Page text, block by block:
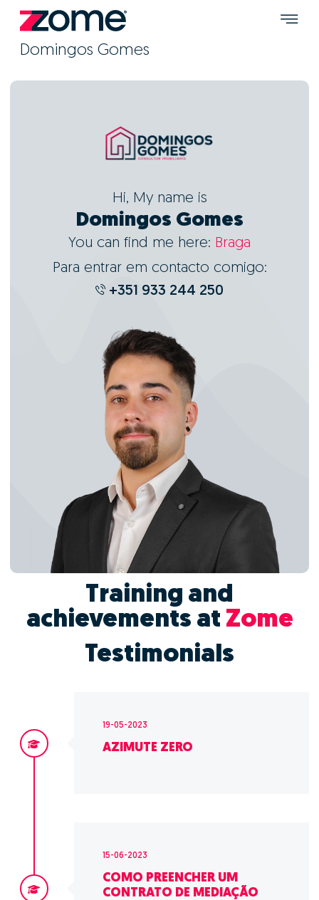
Domingos Gomes
Hi, My name is
Domingos Gomes
You can find me here: Braga
Para entrar em contacto comigo:
+351 933 244 250
Training and
achievements at Zome
Testimonials
19-05-2023
AZIMUTE ZERO
15-06-2023
COMO PREENCHER UM
CONTRATO DE MEDIAÇÃO